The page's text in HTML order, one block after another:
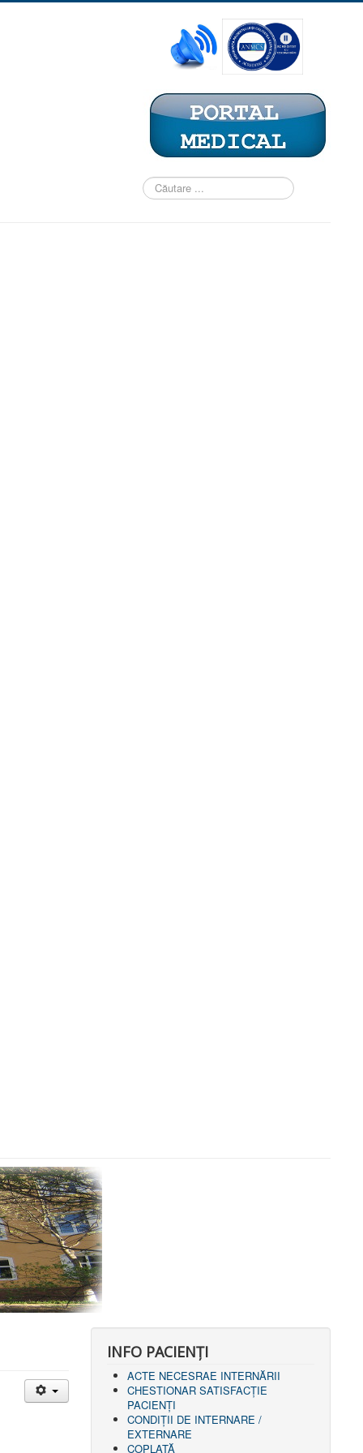
Căutare
...
INFO PACIENŢI
ACTE NECESRAE INTERNĂRII
CHESTIONAR SATISFACŢIE
PACIENŢI
CONDIȚII DE INTERNARE /
EXTERNARE
COPLATĂ